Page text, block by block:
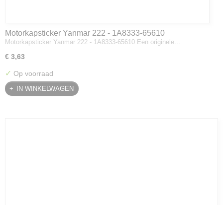
Motorkapsticker Yanmar 222 - 1A8333-65610
Motorkapsticker Yanmar 222 - 1A8333-65610 Een originele…
€ 3,63
✓ Op voorraad
IN WINKELWAGEN